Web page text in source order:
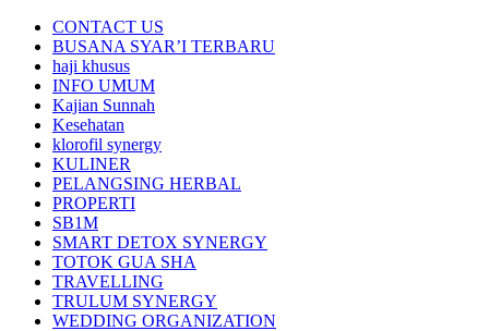
CONTACT US
BUSANA SYAR’I TERBARU
haji khusus
INFO UMUM
Kajian Sunnah
Kesehatan
klorofil synergy
KULINER
PELANGSING HERBAL
PROPERTI
SB1M
SMART DETOX SYNERGY
TOTOK GUA SHA
TRAVELLING
TRULUM SYNERGY
WEDDING ORGANIZATION